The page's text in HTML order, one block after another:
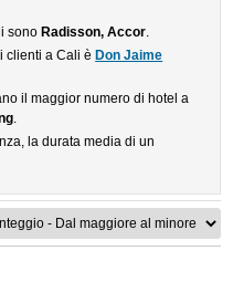
sono Radisson, Accor.
clienti a Cali è Don Jaime
il maggior numero di hotel a
.
la durata media di un